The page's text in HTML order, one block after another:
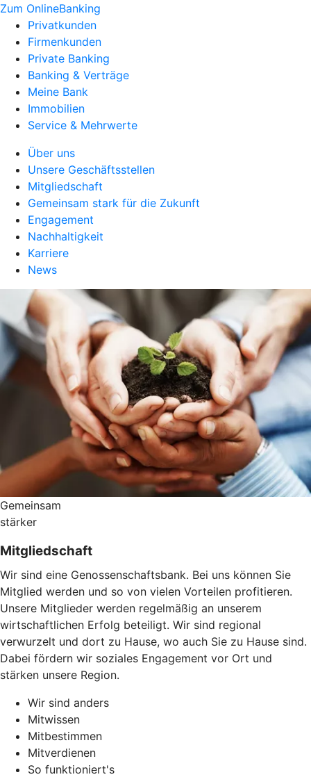
Zum OnlineBanking
Privatkunden
Firmenkunden
Private Banking
Banking & Verträge
Meine Bank
Immobilien
Service & Mehrwerte
Über uns
Unsere Geschäftsstellen
Mitgliedschaft
Gemeinsam stark für die Zukunft
Engagement
Nachhaltigkeit
Karriere
News
Gemeinsam
stärker
Mitgliedschaft
Wir sind eine Genossenschaftsbank. Bei uns können Sie
Mitglied werden und so von vielen Vorteilen profitieren.
Unsere Mitglieder werden regelmäßig an unserem
wirtschaftlichen Erfolg beteiligt. Wir sind regional
verwurzelt und dort zu Hause, wo auch Sie zu Hause sind.
Dabei fördern wir soziales Engagement vor Ort und
stärken unsere Region.
Wir sind anders
Mitwissen
Mitbestimmen
Mitverdienen
So funktioniert's